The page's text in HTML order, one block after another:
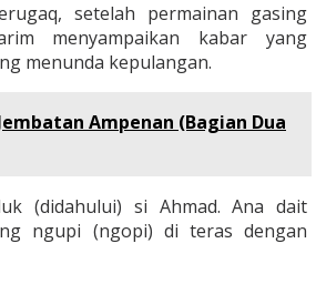
setelah permainan gasing
menyampaikan kabar yang
menunda kepulangan.
Ampenan (Bagian Dua
(didahului) si Ahmad. Ana dait
ngupi (ngopi) di teras dengan